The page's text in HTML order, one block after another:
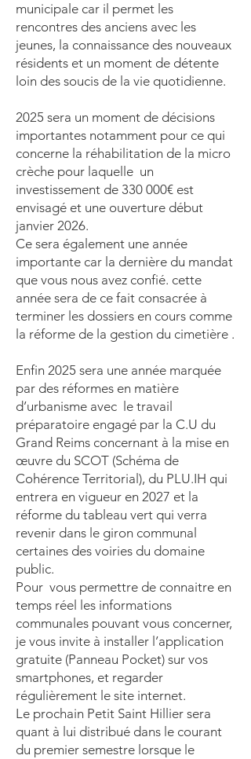
municipale car il permet les
rencontres des anciens avec les
jeunes, la connaissance des nouveaux
résidents et un moment de détente
loin des soucis de la vie quotidienne.
2025 sera un moment de décisions
importantes notamment pour ce qui
concerne la réhabilitation de la micro
crèche pour laquelle un
investissement de 330 000€ est
envisagé et une ouverture début
janvier 2026.
Ce sera également une année
importante car la dernière du mandat
que vous nous avez confié. cette
année sera de ce fait consacrée à
terminer les dossiers en cours comme
la réforme de la gestion du cimetière .
Enfin 2025 sera une année marquée
par des réformes en matière
d’urbanisme avec le travail
préparatoire engagé par la C.U du
Grand Reims concernant à la mise en
œuvre du SCOT (Schéma de
Cohérence Territorial), du PLU.IH qui
entrera en vigueur en 2027 et la
réforme du tableau vert qui verra
revenir dans le giron communal
certaines des voiries du domaine
public.
Pour vous permettre de connaitre en
temps réel les informations
communales pouvant vous concerner,
je vous invite à installer l’application
gratuite (Panneau Pocket) sur vos
smartphones, et regarder
régulièrement le site internet.
Le prochain Petit Saint Hillier sera
quant à lui distribué dans le courant
du premier semestre lorsque le